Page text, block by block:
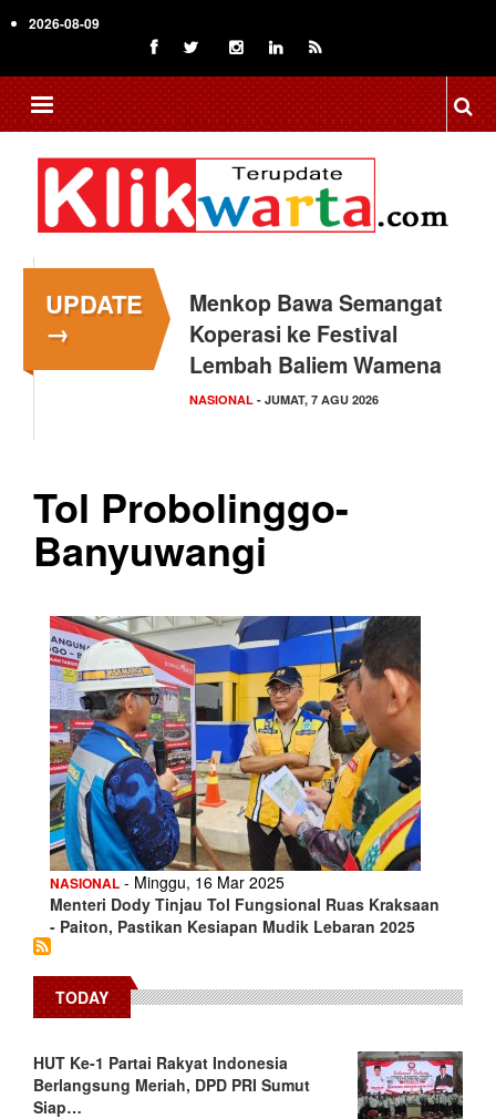
to
content
2026-08-09
UPDATE
→
Menkop Bawa Semangat
Koperasi ke Festival
Lembah Baliem Wamena
NASIONAL - JUMAT, 7 AGU 2026
Tingkatkan Daya Saing
Indonesia, BRIN Fokus
Kembangkan Teknologi…
NASIONAL - JUMAT, 7 AGU 2026
Tol Probolinggo-
Banyuwangi
NASIONAL - Minggu, 16 Mar 2025
Menteri Dody Tinjau Tol Fungsional Ruas Kraksaan
- Paiton, Pastikan Kesiapan Mudik Lebaran 2025
TODAY
HUT Ke-1 Partai Rakyat Indonesia
Berlangsung Meriah, DPD PRI Sumut
Siap…